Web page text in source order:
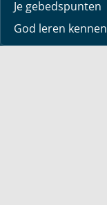
Je gebedspunten
God leren kennen
Downloads